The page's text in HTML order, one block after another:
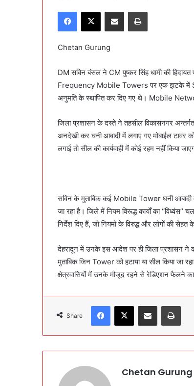
d
m
a
Chetan Gurung
DM सविन बंसल ने CM पुष्कर सिंह धामी की
Frequency Mobile Towers पर एक झटके में
अनुमति के स्थापित कर दिए गए थे। Mobile
जिला प्रशासन के दस्ते ने तहसील विकासनगर अन्तर्गत
अनदेखी कर घनी आबादी में लगाए गए मोबाईल टावर
लगाई तो सील की कार्यवाही में कोई रहम नहीं किया
सविन के मुताबिक कई Mobile Tower घनी आबादी
जा रहा है। जिले में नियम विरूद्ध कार्यों का
निर्देश दिए हैं, जो नियमों के विरुद्ध और लोगों की
देहरादून में उनके इस आदेश पर ही जिला प्रशासन
मुताबिक जिन Tower को हटाया या सील किया जा
क्षेत्रवासियों में उनके मौजूद रहने से रेडिएशन फैलने
Share
Chetan Gurung